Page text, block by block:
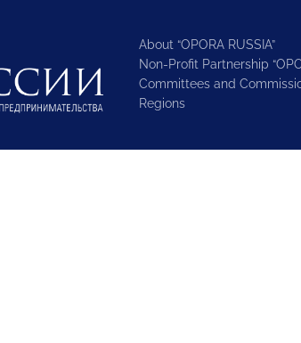
About “OPORA RUSSIA”
Non-Profit Partnership
Committees and
Regions